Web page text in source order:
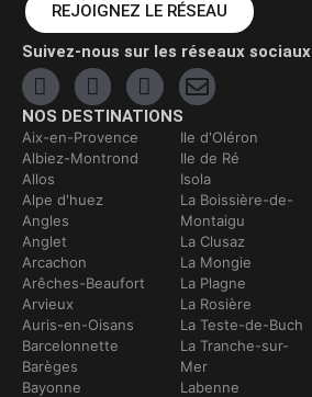
REJOIGNEZ LE RÉSEAU
Suivez-nous sur les réseaux sociaux
NOS DESTINATIONS
Aix-en-Provence
Albiez-Montrond
Allos
Alpe d'huez
Angles
Anglet
Arcachon
Arêches-Beaufort
Arvieux
Auris-en-Oisans
Barcelonnette
Barèges
Bayonne
Ile d'Oléron
Ile de Ré
Isola
La Boissière-de-
Montaigu
La Clusaz
La Mongie
La Plagne
La Rosière
La Teste-de-Buch
La Tranche-sur-
Mer
Labenne